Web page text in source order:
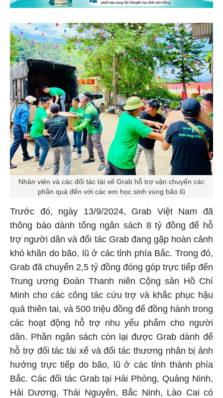
Nhân viên và các đối tác tài xế Grab hỗ trợ vận chuyển các
phần quà đến với các em học sinh vùng bão lũ
Trước đó, ngày 13/9/2024, Grab Việt Nam đã
thông báo dành tổng ngân sách 8 tỷ đồng để hỗ
trợ người dân và đối tác Grab đang gặp hoàn cảnh
khó khăn do bão, lũ ở các tỉnh phía Bắc. Trong đó,
Grab đã chuyển 2,5 tỷ đồng đóng góp trực tiếp đến
Trung ương Đoàn Thanh niên Cộng sản Hồ Chí
Minh cho các công tác cứu trợ và khắc phục hậu
quả thiên tai, và 500 triệu đồng để đồng hành trong
các hoạt động hỗ trợ nhu yếu phẩm cho người
dân. Phần ngân sách còn lại được Grab dành để
hỗ trợ đối tác tài xế và đối tác thương nhân bị ảnh
hưởng trực tiếp do bão, lũ ở các tỉnh thành phía
Bắc. Các đối tác Grab tại Hải Phòng, Quảng Ninh,
Hải Dương, Thái Nguyên, Bắc Ninh, Lào Cai có